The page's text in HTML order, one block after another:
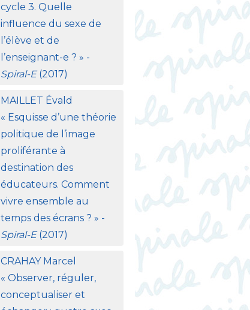
cycle 3. Quelle
influence du sexe de
l’élève et de
l’enseignant-e ? » -
Spiral-E(2017)
MAILLET Évald
« Esquisse d’une théorie
politique de l’image
proliférante à
destination des
éducateurs. Comment
vivre ensemble au
temps des écrans ? » -
Spiral-E(2017)
CRAHAYMarcel
« Observer, réguler,
conceptualiser et